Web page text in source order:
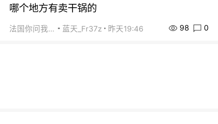
哪个地方有卖干锅的
法国你问我答 蓝天_Fr37z 昨天19:46 98 0